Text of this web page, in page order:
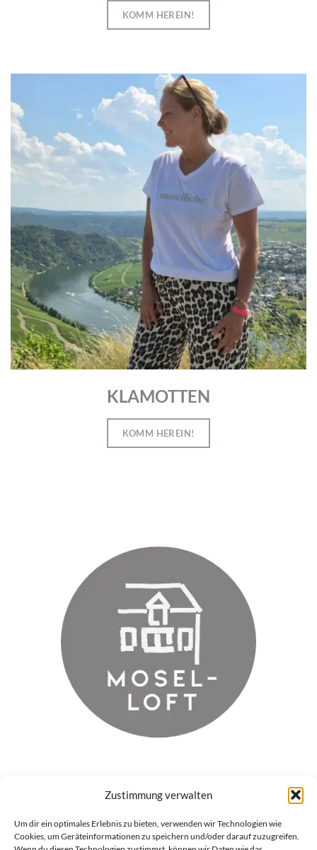
Zustimmung verwalten
Um dir ein optimales Erlebnis zu bieten, verwenden wir Technologien wie
Cookies, um Geräteinformationen zu speichern und/oder darauf zuzugreifen.
KOMM HEREIN!
KLAMOTTEN
KOMM HEREIN!